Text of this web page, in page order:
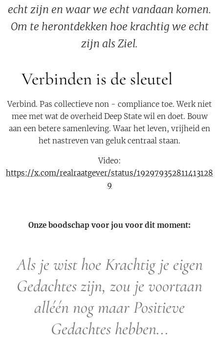
echt zijn en waar we echt vandaan komen.
Om te herontdekken hoe krachtig we echt
zijn als Ziel.
Verbinden is de sleutel 💫
Verbind. Pas collectieve non - compliance toe. Werk niet
mee met wat de overheid Deep State wil en doet. Bouw
aan een betere samenleving. Waar het leven, vrijheid en
het nastreven van geluk centraal staan.
Video:
https://x.com/realraatgever/status/192979352811413128
9
Onze boodschap voor jou voor dit moment:
Als je wist hoe Krachtig je eigen
Gedachtes zijn, zou je voortaan
alléén nog maar Positieve
Gedachtes hebben...